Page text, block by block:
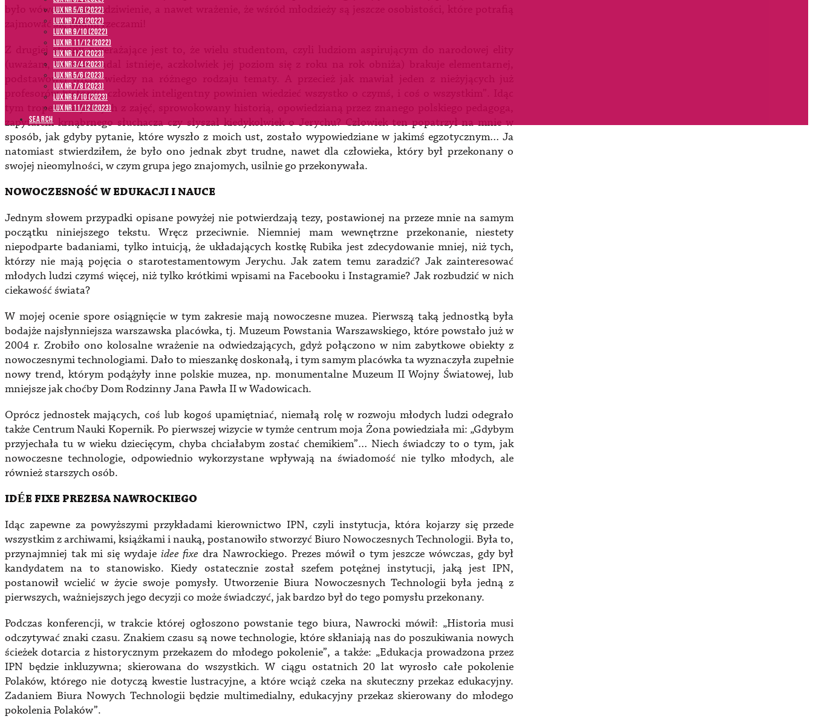
LUX NR 5/6 (2022)
LUX NR 7/8 (2022)
LUX nr 9/10 (2022)
LUX NR 11/12 (2022)
LUX NR 1/2 (2023)
LUX NR 3/4 (2023)
LUX NR 5/6 (2023)
LUX NR 7/8 (2023)
LUX NR 9/10 (2023)
LUX NR 11/12 (2023)
SEARCH
było wówczas moje zdziwienie, a nawet wrażenie, że wśród młodzieży są jeszcze osobistości, które potrafią
zajmować się takimi rzeczami!
Z drugiej strony przerażające jest to, że wielu studentom, czyli ludziom aspirującym do narodowej elity
(uważam, że taka nadal istnieje, aczkolwiek jej poziom się z roku na rok obniża) brakuje elementarnej,
podstawowej wręcz wiedzy na różnego rodzaju tematy. A przecież jak mawiał jeden z nieżyjących już
profesorów historii: „człowiek inteligentny powinien wiedzieć wszystko o czymś, i coś o wszystkim”. Idąc
tym tropem na jednych z zajęć, sprowokowany historią, opowiedzianą przez znanego polskiego pedagoga,
zapytałem krnąbrnego słuchacza czy słyszał kiedykolwiek o Jerychu? Człowiek ten popatrzył na mnie w
sposób, jak gdyby pytanie, które wyszło z moich ust, zostało wypowiedziane w jakimś egzotycznym… Ja
natomiast stwierdziłem, że było ono jednak zbyt trudne, nawet dla człowieka, który był przekonany o
swojej nieomylności, w czym grupa jego znajomych, usilnie go przekonywała.
NOWOCZESNOŚĆ W EDUKACJI I NAUCE
Jednym słowem przypadki opisane powyżej nie potwierdzają tezy, postawionej na przeze mnie na samym
początku niniejszego tekstu. Wręcz przeciwnie. Niemniej mam wewnętrzne przekonanie, niestety
niepodparte badaniami, tylko intuicją, że układających kostkę Rubika jest zdecydowanie mniej, niż tych,
którzy nie mają pojęcia o starotestamentowym Jerychu. Jak zatem temu zaradzić? Jak zainteresować
młodych ludzi czymś więcej, niż tylko krótkimi wpisami na Facebooku i Instagramie? Jak rozbudzić w nich
ciekawość świata?
W mojej ocenie spore osiągnięcie w tym zakresie mają nowoczesne muzea. Pierwszą taką jednostką była
bodajże najsłynniejsza warszawska placówka, tj. Muzeum Powstania Warszawskiego, które powstało już w
2004 r. Zrobiło ono kolosalne wrażenie na odwiedzających, gdyż połączono w nim zabytkowe obiekty z
nowoczesnymi technologiami. Dało to mieszankę doskonałą, i tym samym placówka ta wyznaczyła zupełnie
nowy trend, którym podążyły inne polskie muzea, np. monumentalne Muzeum II Wojny Światowej, lub
mniejsze jak choćby Dom Rodzinny Jana Pawła II w Wadowicach.
Oprócz jednostek mających, coś lub kogoś upamiętniać, niemałą rolę w rozwoju młodych ludzi odegrało
także Centrum Nauki Kopernik. Po pierwszej wizycie w tymże centrum moja Żona powiedziała mi: „Gdybym
przyjechała tu w wieku dziecięcym, chyba chciałabym zostać chemikiem”… Niech świadczy to o tym, jak
nowoczesne technologie, odpowiednio wykorzystane wpływają na świadomość nie tylko młodych, ale
również starszych osób.
IDÉE FIXE PREZESA NAWROCKIEGO
Idąc zapewne za powyższymi przykładami kierownictwo IPN, czyli instytucja, która kojarzy się przede
wszystkim z archiwami, książkami i nauką, postanowiło stworzyć Biuro Nowoczesnych Technologii. Była to,
przynajmniej tak mi się wydaje idee fixedra Nawrockiego. Prezes mówił o tym jeszcze wówczas, gdy był
kandydatem na to stanowisko. Kiedy ostatecznie został szefem potężnej instytucji, jaką jest IPN,
postanowił wcielić w życie swoje pomysły. Utworzenie Biura Nowoczesnych Technologii była jedną z
pierwszych, ważniejszych jego decyzji co może świadczyć, jak bardzo był do tego pomysłu przekonany.
Podczas konferencji, w trakcie której ogłoszono powstanie tego biura, Nawrocki mówił: „Historia musi
odczytywać znaki czasu. Znakiem czasu są nowe technologie, które skłaniają nas do poszukiwania nowych
ścieżek dotarcia z historycznym przekazem do młodego pokolenie”, a także: „Edukacja prowadzona przez
IPN będzie inkluzywna; skierowana do wszystkich. W ciągu ostatnich 20 lat wyrosło całe pokolenie
Polaków, którego nie dotyczą kwestie lustracyjne, a które wciąż czeka na skuteczny przekaz edukacyjny.
Zadaniem Biura Nowych Technologii będzie multimedialny, edukacyjny przekaz skierowany do młodego
pokolenia Polaków”.